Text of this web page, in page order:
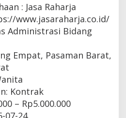
: Jasa Raharja
www.jasaraharja.co.id/
Administrasi Bidang
Empat, Pasaman Barat,
Kontrak
– Rp5.000.000
07-24